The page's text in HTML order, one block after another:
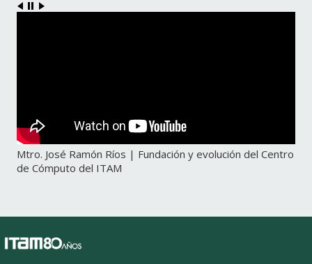
Mtro. José Ramón Ríos | Fundación y evolución del Centro
de Cómputo del ITAM